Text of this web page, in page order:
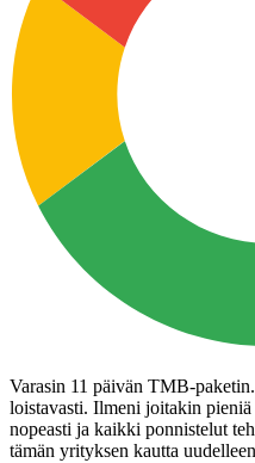
Varasin 11 päivän TMB-
loistavasti. Ilmeni joitakin
nopeasti ja kaikki ponnistelut
tämän yrityksen kautta